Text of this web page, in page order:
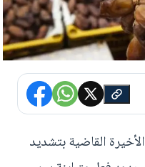
القاضية بتشديد